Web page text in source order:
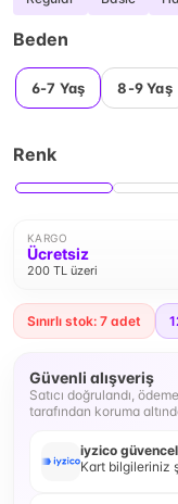
Beden
6-7 Yaş 8-9 Yaş
Renk
KARGO
Ücretsiz
200 TL üzeri
Sınırlı stok: 7 adet
Güvenli alışveriş
Satıcı doğrulandı,
tarafından koruma
iyzico
Kart bilgileriniz